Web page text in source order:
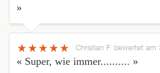
»
Christian F. bewertet am
« Super, wie immer.......... »